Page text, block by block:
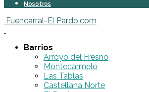
Nosotros
Fuencarral-El Pardo.com
Barrios
Arroyo del Fresno
Montecarmelo
Las Tablas
Castellana Norte